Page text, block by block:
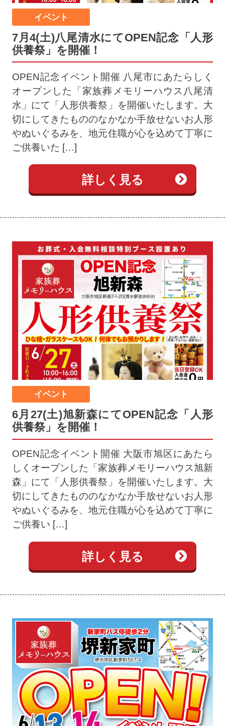
イベント
7月4(土)八尾清水にてOPEN記念「人形
供養祭」を開催！
OPEN記念イベント開催 八尾市にあたらしく
オープンした「家族葬メモリーハウス八尾清
水」にて「人形供養祭」を開催いたします。大
切にしてきたもののなかなか手放せないお人形
やぬいぐるみを、地元住職が心を込めて丁寧に
ご供養いた […]
詳しく見る
イベント
6月27(土)旭新森にてOPEN記念「人形
供養祭」を開催！
OPEN記念イベント開催 大阪市旭区にあたら
しくオープンした「家族葬メモリーハウス旭新
森」にて「人形供養祭」を開催いたします。大
切にしてきたもののなかなか手放せないお人形
やぬいぐるみを、地元住職が心を込めて丁寧に
ご供養い […]
詳しく見る